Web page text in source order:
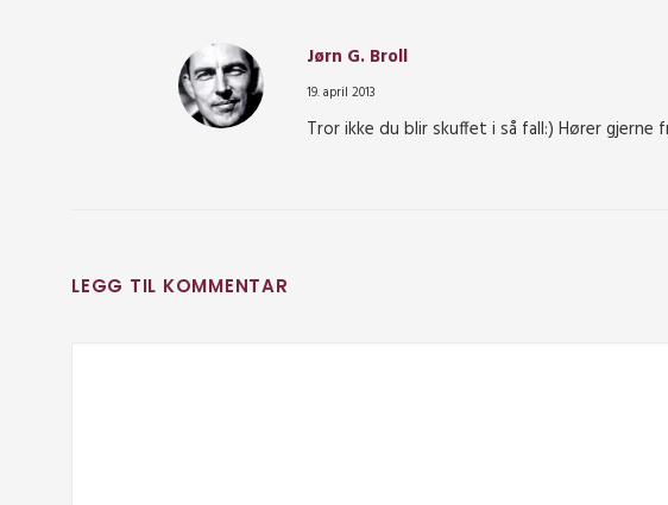
Jørn G. Broll
19. april 2013
Tror ikke du blir skuffet i så fall:) Hører gjerne
LEGG TIL KOMMENTAR